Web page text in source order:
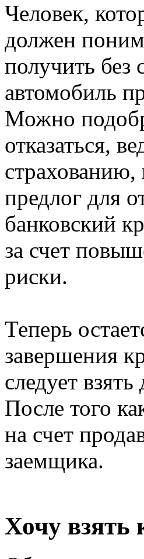
Человек,
должен
получить без
автомобиль
Можно
отказаться,
страхованию,
предлог для
банковский
за счет
риски.
Теперь
завершения
следует
После того
на счет
заемщика.
Хочу взять